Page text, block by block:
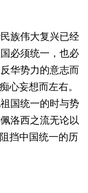
族伟大复兴已经
必须统一，也必
华势力的意志而
心妄想而左右。
国统一的时与势
洛西之流无论以
挡中国统一的历